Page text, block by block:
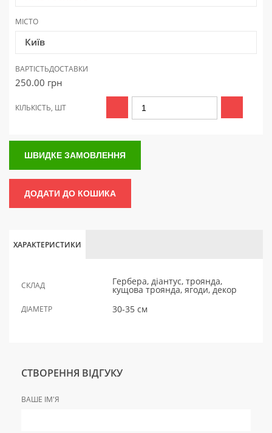
МІСТО
Київ
ВАРТІСТЬДОСТАВКИ
250.00 грн
КІЛЬКІСТЬ, ШТ
ШВИДКЕ ЗАМОВЛЕННЯ
ДОДАТИ ДО КОШИКА
ХАРАКТЕРИСТИКИ
СКЛАД Гербера, діантус, троянда,
кущова троянда, ягоди, декор
ДІАМЕТР 30-35 см
СТВОРЕННЯ ВІДГУКУ
ВАШЕ ІМ'Я